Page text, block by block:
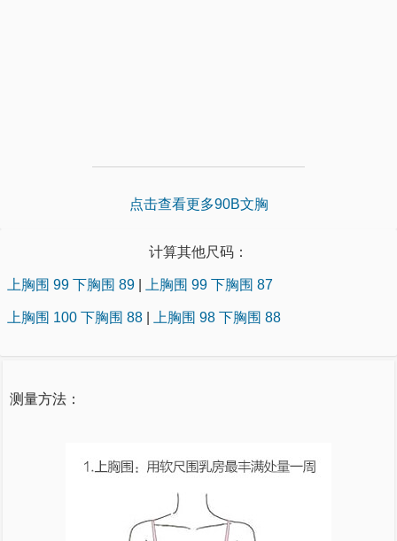
点击查看更多90B文胸
计算其他尺码：
上胸围 99 下胸围 89 上胸围 99 下胸围 87
上胸围 100 下胸围 88 上胸围 98 下胸围 88
测量方法：